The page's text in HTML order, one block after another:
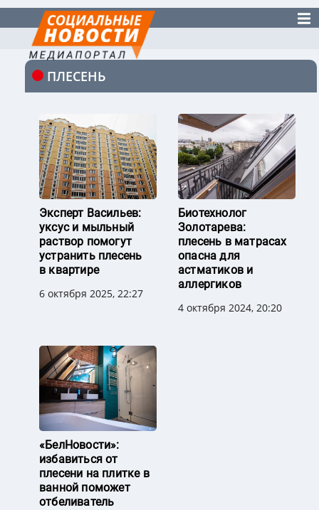
ПЛЕСЕНЬ
Эксперт Васильев:
уксус и мыльный
раствор помогут
устранить плесень
в квартире
6 октября 2025, 22:27
Биотехнолог
Золотарева:
плесень в матрасах
опасна для
астматиков и
аллергиков
4 октября 2024, 20:20
«БелНовости»:
избавиться от
плесени на плитке в
ванной поможет
отбеливатель